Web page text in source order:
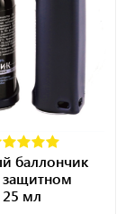
баллончик
защитном
мл